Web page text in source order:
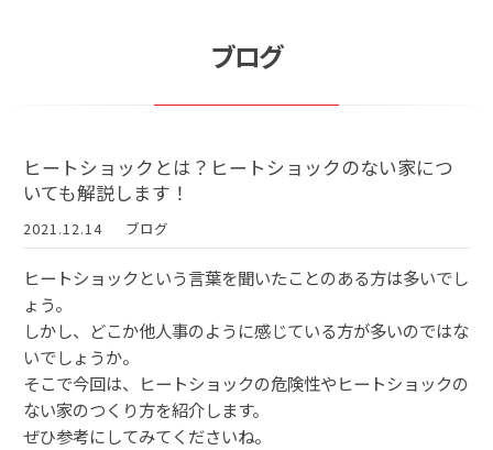
ブログ
ヒートショックとは？ヒートショックのない家につ
いても解説します！
2021.12.14 ブログ
ヒートショックという言葉を聞いたことのある方は多いでし
ょう。
しかし、どこか他人事のように感じている方が多いのではな
いでしょうか。
そこで今回は、ヒートショックの危険性やヒートショックの
ない家のつくり方を紹介します。
ぜひ参考にしてみてくださいね。